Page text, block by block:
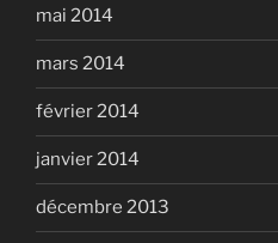
mai 2014
mars 2014
février 2014
janvier 2014
décembre 2013